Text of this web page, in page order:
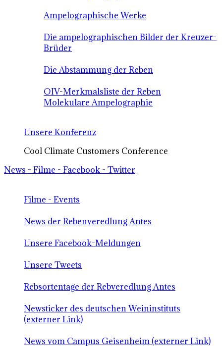
Ampelographische Werke
Die ampelographischen Bilder der Kreuzer-
Brüder
Die Abstammung der Reben
OIV-Merkmalsliste der Reben
Molekulare Ampelographie
Unsere Konferenz
Cool Climate Customers Conference
News - Filme - Facebook - Twitter
Filme - Events
News der Rebenveredlung Antes
Unsere Facebook-Meldungen
Unsere Tweets
Rebsortentage der Rebveredlung Antes
Newsticker des deutschen Weininstituts
(externer Link)
News vom Campus Geisenheim (externer Link)